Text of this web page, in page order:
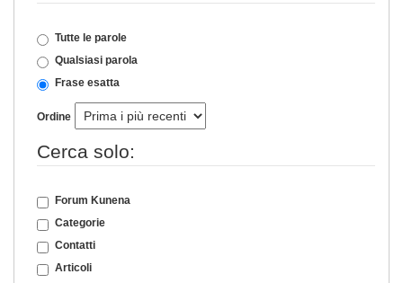
Tutte le parole
Qualsiasi parola
Frase esatta
Ordine
Cerca solo:
Forum Kunena
Categorie
Contatti
Articoli